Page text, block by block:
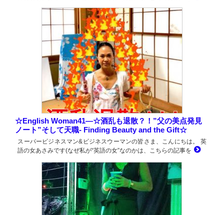
☆English Woman41―☆酒乱も退散？！”父の美点発見
ノート”そして天職- Finding Beauty and the Gift☆
スーパービジネスマン&ビジネスウーマンの皆さま、こんにちは。 英
語の女あさみです(なぜ私が“英語の女”なのかは、こちらの記事を